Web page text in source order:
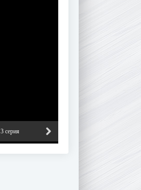
3 серия